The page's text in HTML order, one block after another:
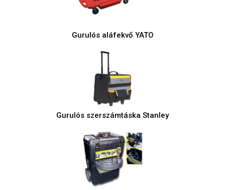
Gurulós aláfekvő YATO
Gurulós szerszámtáska Stanley